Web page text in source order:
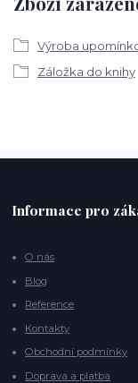
Výroba
Záložka do knihy
Informace pro
O nás
Blog
Reference
Kontakty
Obchodní podmínky
Doprava a platba